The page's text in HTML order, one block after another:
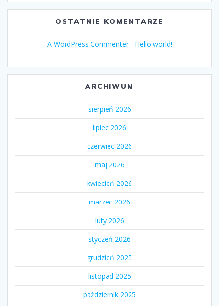
OSTATNIE KOMENTARZE
A WordPress Commenter- Hello world!
ARCHIWUM
sierpień 2026
lipiec 2026
czerwiec 2026
maj 2026
kwiecień 2026
marzec 2026
luty 2026
styczeń 2026
grudzień 2025
listopad 2025
październik 2025